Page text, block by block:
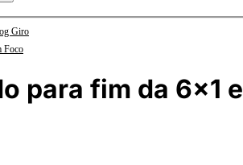
Foco
Giro
para fim da 6x1 e